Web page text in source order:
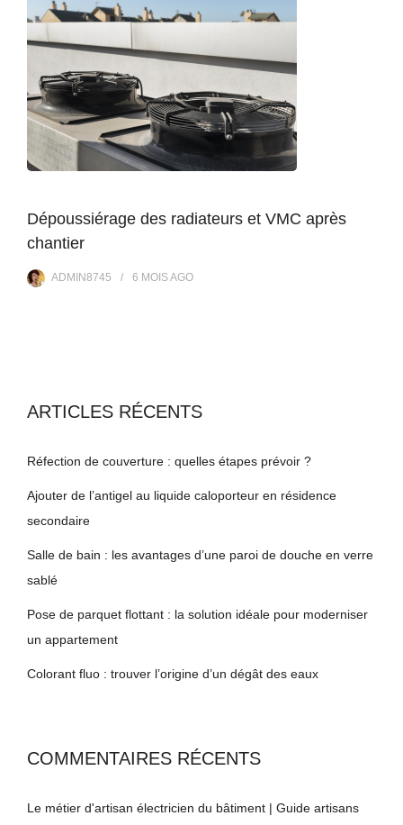
Dépoussiérage des radiateurs et VMC après
chantier
ADMIN8745 6 MOISAGO
ARTICLES RÉCENTS
Réfection de couverture : quelles étapes prévoir ?
Ajouter de l’antigel au liquide caloporteur en résidence
secondaire
Salle de bain : les avantages d’une paroi de douche en verre
sablé
Pose de parquet flottant : la solution idéale pour moderniser
un appartement
Colorant fluo : trouver l’origine d’un dégât des eaux
COMMENTAIRES RÉCENTS
Le métier d'artisan électricien du bâtiment | Guide artisans